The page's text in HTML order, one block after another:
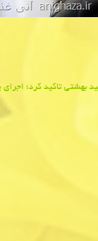
تاكید كرد؛ اجرای